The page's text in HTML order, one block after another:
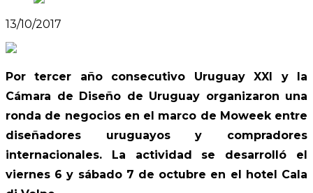
13/10/2017
Por tercer año consecutivo Uruguay XXI y la
Cámara de Diseño de Uruguay organizaron una
ronda de negocios en el marco de Moweek entre
diseñadores uruguayos y compradores
internacionales. La actividad se desarrolló el
viernes 6 y sábado 7 de octubre en el hotel Cala